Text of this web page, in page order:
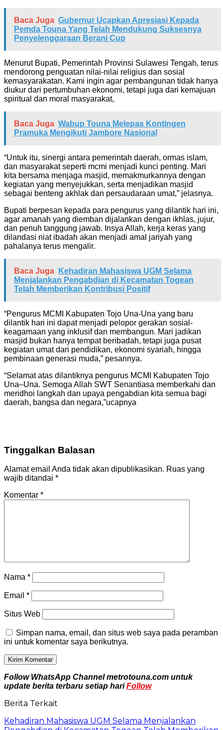
Baca Juga Gubernur Ucapkan Apresiasi Kepada
Pemda Touna Yang Telah Mendukung Suksesnya
Penyelenggaraan Berani Cup
Menurut Bupati, Pemerintah Provinsi Sulawesi Tengah, terus
mendorong penguatan nilai-nilai religius dan sosial
kemasyarakatan. Kami ingin agar pembangunan tidak hanya
diukur dari pertumbuhan ekonomi, tetapi juga dari kemajuan
spiritual dan moral masyarakat,
Baca Juga Wabup Touna Melepas Kontingen
Pramuka Mengikuti Jambore Nasional
“Untuk itu, sinergi antara pemerintah daerah, ormas islam,
dan masyarakat seperti mcmi menjadi kunci penting. Mari
kita bersama menjaga masjid, memakmurkannya dengan
kegiatan yang menyejukkan, serta menjadikan masjid
sebagai benteng akhlak dan persaudaraan umat,” jelasnya.
Bupati berpesan kepada para pengurus yang dilantik hari ini,
agar amanah yang diemban dijalankan dengan ikhlas, jujur,
dan penuh tanggung jawab. Insya Allah, kerja keras yang
dilandasi niat ibadah akan menjadi amal jariyah yang
pahalanya terus mengalir.
Baca Juga
Kehadiran Mahasiswa UGM Selama
Menjalankan Pengabdian di Kecamatan Togean
Telah Memberikan Kontribusi Positif
“Pengurus MCMI Kabupaten Tojo Una-Una yang baru
dilantik hari ini dapat menjadi pelopor gerakan sosial-
keagamaan yang inklusif dan membangun. Mari jadikan
masjid bukan hanya tempat beribadah, tetapi juga pusat
kegiatan umat dari pendidikan, ekonomi syariah, hingga
pembinaan generasi muda,” pesannya.
“Selamat atas dilantiknya pengurus MCMI Kabupaten Tojo
Una–Una. Semoga Allah SWT Senantiasa memberkahi dan
meridhoi langkah dan upaya pengabdian kita semua bagi
daerah, bangsa dan negara,”ucapnya
Tinggalkan Balasan
Alamat email Anda tidak akan dipublikasikan. Ruas yang
wajib ditandai *
Komentar *
Nama *
Email *
Situs Web
Simpan nama, email, dan situs web saya pada peramban
ini untuk komentar saya berikutnya.
Follow WhatsApp Channel metrotouna.com untuk
update berita terbaru setiap hariFollow
Berita Terkait
Kehadiran Mahasiswa UGM Selama Menjalankan